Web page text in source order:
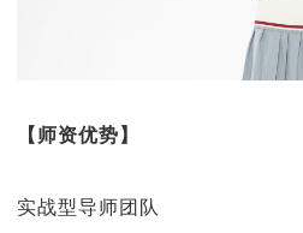
【师资优势】
实战型导师团队